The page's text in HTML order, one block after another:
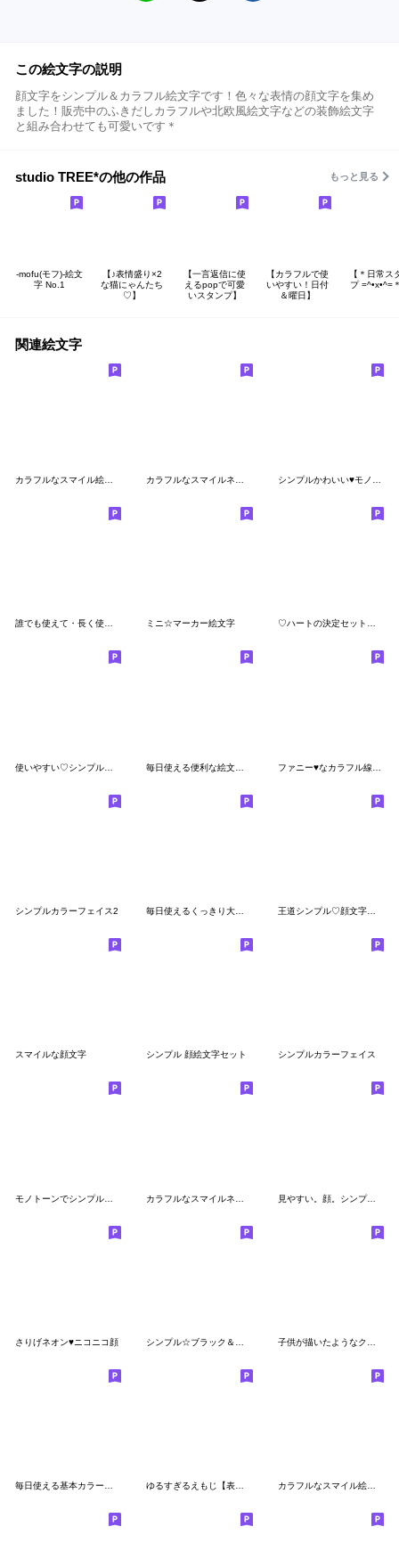
この絵文字の説明
顔文字をシンプル＆カラフル絵文字です！色々な表情の顔文字を集め
ました！販売中のふきだしカラフルや北欧風絵文字などの装飾絵文字
と組み合わせても可愛いです＊
studio TREE*の他の作品 もっと見る
-mofu(モフ)-絵文
字 No.1
【♪表情盛り×2
な猫にゃんたち
♡】
【一言返信に使
えるpopで可愛
いスタンプ】
【カラフルで使
いやすい！日付
＆曜日】
【＊日常ス
プ =^•x•^=
関連絵文字
誰でも使えて・長く使える！ ミニ☆マーカー絵文字 ♡ハートの決定セット♡シンプルかわいい
シンプルカラーフェイス2 王道シンプル♡顔文字絵文字(4)
スマイルな顔文字 シンプル 顔絵文字セット シンプルカラーフェイス
見やすい。顔。シンプル。
さりげネオン♥️ニコニコ顔
毎日使える基本カラー線画 ゆるすぎるえもじ【表情&記号】 カラフルなスマイル絵文字(10)